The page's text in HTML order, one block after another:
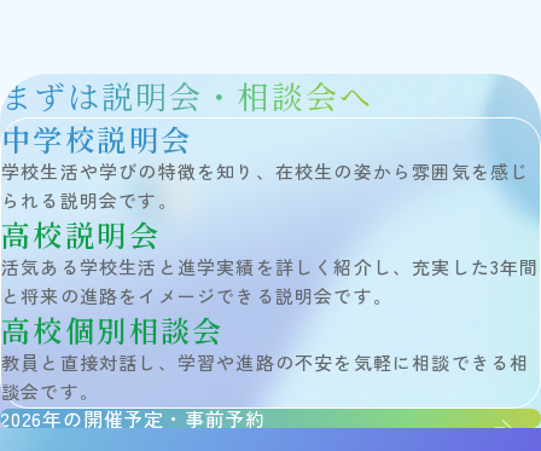
卒業生の方
Follow Us
サイトマップ
当サイトについて
個人情報保護方針
お問い合わせ
教職員採用情報
まずは説明会・相談会へ
中学校説明会
学校生活や学びの特徴を知り、在校生の姿から雰囲気を感じ
られる説明会です。
高校説明会
活気ある学校生活と進学実績を詳しく紹介し、充実した3年間
と将来の進路をイメージできる説明会です。
高校個別相談会
教員と直接対話し、学習や進路の不安を気軽に相談できる相
談会です。
2026年の開催予定・事前予約